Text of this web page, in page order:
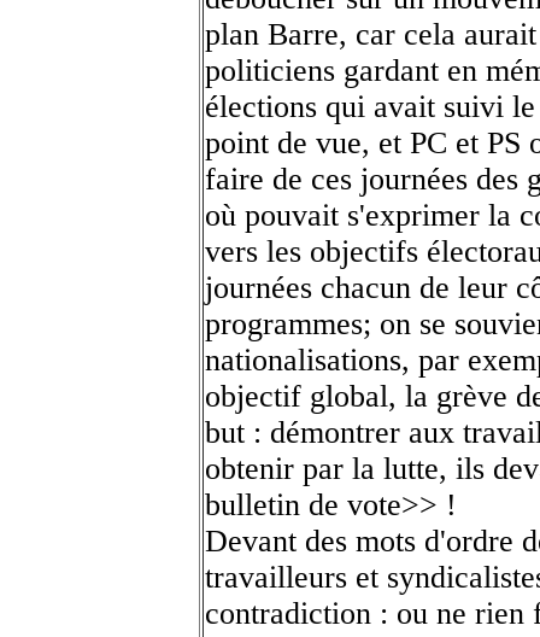
plan Barre, car cela
politiciens gardant en
élections qui avait suivi
point de vue, et PC et PS
faire de ces journées des
où pouvait s'exprimer la
vers les objectifs
journées chacun de leur
programmes; on se
nationalisations, par
objectif global, la grève
but : démontrer aux
obtenir par la lutte, ils
bulletin de vote>> !
Devant des mots d'ordre
travailleurs et
contradiction : ou ne rien